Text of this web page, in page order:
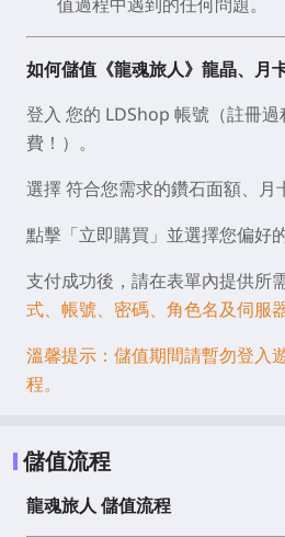
如何儲值《龍魂旅人》龍晶、月
登入 您的 LDShop 帳號（註冊
費！）。
選擇符合您需求的鑽石面額、月
點擊「立即購買 」並選擇您偏好
支付成功後 ，請在表單內提供所
式、帳號、密碼、角色名及伺服
溫馨提示：儲值期間請暫勿登入
程。
儲值流程
龍魂旅人 儲值流程